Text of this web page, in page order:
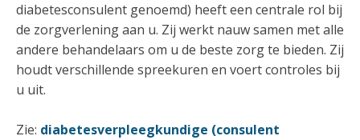
diabetesconsulent genoemd) heeft een centrale rol bij
de zorgverlening aan u. Zij werkt nauw samen met alle
andere behandelaars om u de beste zorg te bieden. Zij
houdt verschillende spreekuren en voert controles bij
u uit.
Zie: diabetesverpleegkundige (consulent